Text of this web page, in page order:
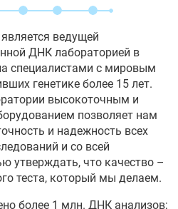
ведущей
ДНК лабораторией в
специалистами с мировым
генетике более 15 лет.
высокоточным и
позволяет нам
и надежность всех
и со всей
утверждать, что качество –
теста, который мы делаем.
более 1 млн. ДНК анализов;